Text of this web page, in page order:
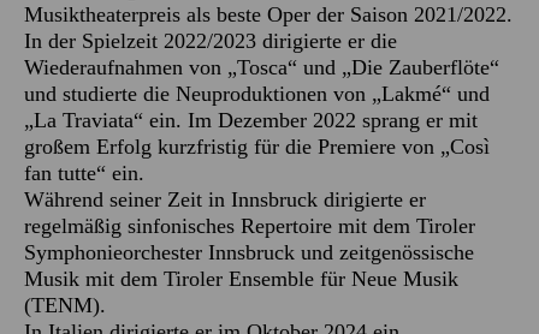
Musiktheaterpreis als beste Oper der Saison 2021/2022.
In der Spielzeit 2022/2023 dirigierte er die
Wiederaufnahmen von „Tosca“ und „Die Zauberflöte“
und studierte die Neuproduktionen von „Lakmé“ und
„La Traviata“ ein. Im Dezember 2022 sprang er mit
großem Erfolg kurzfristig für die Premiere von „Così
fan tutte“ ein.
Während seiner Zeit in Innsbruck dirigierte er
regelmäßig sinfonisches Repertoire mit dem Tiroler
Symphonieorchester Innsbruck und zeitgenössische
Musik mit dem Tiroler Ensemble für Neue Musik
(TENM).